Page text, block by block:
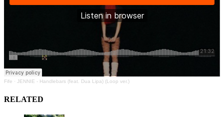
Fife · JENNIE - Handlebars (feat. Dua Lipa) (Loop ver.)
RELATED